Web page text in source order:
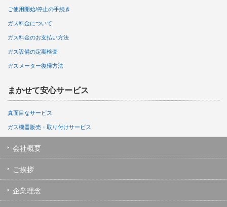
ご使用開始/停止の手続き
ガス料金について
ガス料金のお支払い方法
ガス設備の定期検査
ガスメーター復帰方法
まかせて安心サービス
真面目なサービス
ガス機器販売・取り付けサービス
会社概要
ご挨拶
企業理念